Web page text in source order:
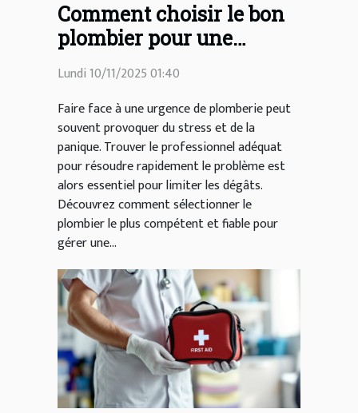
Comment choisir le bon
plombier pour une
urgence ?
Lundi 10/11/2025 01:40
Faire face à une urgence de plomberie peut
souvent provoquer du stress et de la
panique. Trouver le professionnel adéquat
pour résoudre rapidement le problème est
alors essentiel pour limiter les dégâts.
Découvrez comment sélectionner le
plombier le plus compétent et fiable pour
gérer une...